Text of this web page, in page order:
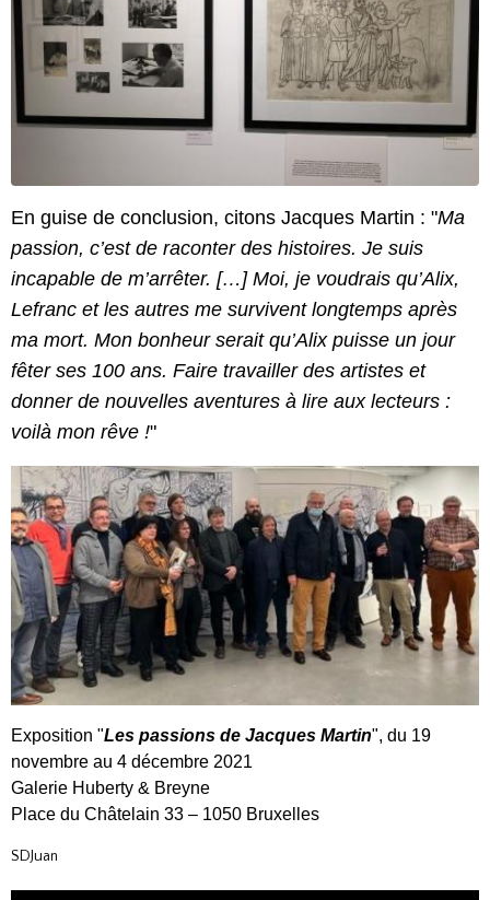
En guise de conclusion, citons Jacques Martin : "Ma
passion, c’est de raconter des histoires. Je suis
incapable de m’arrêter. […] Moi, je voudrais qu’Alix,
Lefranc et les autres me survivent longtemps après
ma mort. Mon bonheur serait qu’Alix puisse un jour
fêter ses 100 ans. Faire travailler des artistes et
donner de nouvelles aventures à lire aux lecteurs :
voilà mon rêve !"
Exposition "Les passions de Jacques Martin", du 19
novembre au 4 décembre 2021
Galerie Huberty & Breyne
Place du Châtelain 33 – 1050 Bruxelles
SDJuan